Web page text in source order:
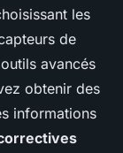
les
de
avancés
obtenir des
informations